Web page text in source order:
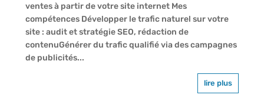
ventes à partir de votre site internet Mes
compétences Développer le trafic naturel sur votre
site : audit et stratégie SEO, rédaction de
contenuGénérer du trafic qualifié via des campagnes
de publicités...
lire plus